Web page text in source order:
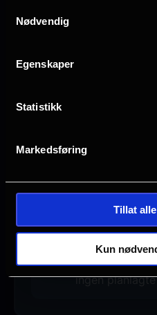
Nødvendig
Egenskaper
Statistikk
Markedsføring
Tillat
Kun
Ingen
Denne filmen
April 2026.
ingen